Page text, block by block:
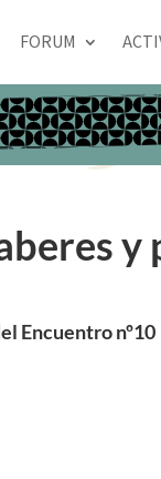
FORUM
y
Encuentro nº10